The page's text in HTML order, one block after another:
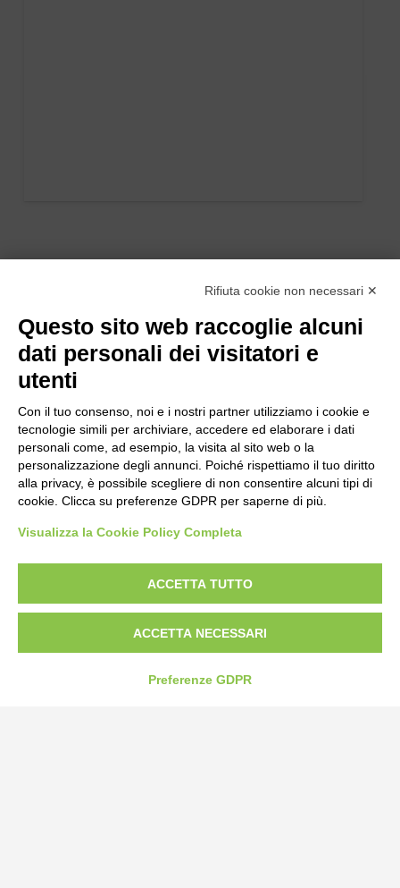
Strada Statale 231 Alba-Bra
Tel:0172-478161
Rifiuta cookie non necessari ✕
Questo sito web raccoglie alcuni
dati personali dei visitatori e
utenti
Con il tuo consenso, noi e i nostri partner utilizziamo i cookie e
tecnologie simili per archiviare, accedere ed elaborare i dati
personali come, ad esempio, la visita al sito web o la
personalizzazione degli annunci. Poiché rispettiamo il tuo diritto
alla privacy, è possibile scegliere di non consentire alcuni tipi di
cookie. Clicca su preferenze GDPR per saperne di più.
Visualizza la Cookie Policy Completa
ACCETTA TUTTO
ACCETTA NECESSARI
Preferenze GDPR